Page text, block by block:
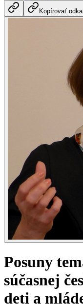
Kopírovať
Posuny
súčasnej
deti a